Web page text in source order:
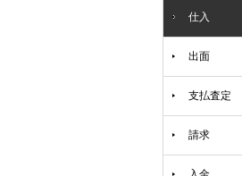
仕入
出面
支払査定
請求